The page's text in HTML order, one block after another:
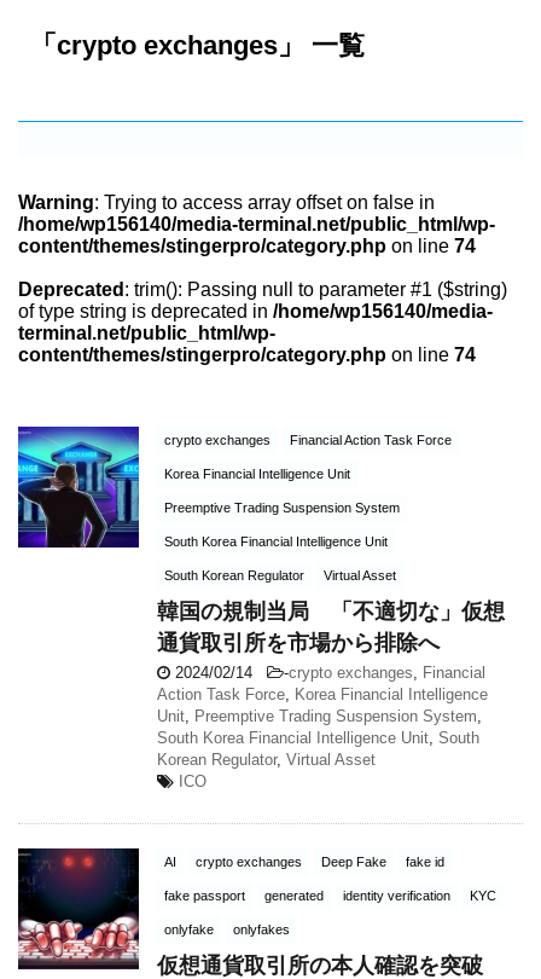
「crypto exchanges」 一覧
Warning: Trying to access array offset on false in
/home/wp156140/media-terminal.net/public_html/wp-
content/themes/stingerpro/category.php on line 74
Deprecated : trim(): Passing null to parameter #1 ($string)
of type string is deprecated in /home/wp156140/media-
terminal.net/public_html/wp-
content/themes/stingerpro/category.php on line 74
crypto exchanges Financial Action Task Force
Korea Financial Intelligence Unit
Preemptive Trading Suspension System
South Korea Financial Intelligence Unit
South Korean Regulator Virtual Asset
韓国の規制当局 「不適切な」仮想
通貨取引所を市場から排除へ
2024/02/14 -crypto exchanges
Financial
Action Task Force Korea Financial Intelligence
Unit Preemptive Trading Suspension System
South Korea Financial Intelligence Unit South
Korean Regulator, Virtual Asset
ICO
AI crypto exchanges Deep Fake fake id
fake passport generated identity verification KYC
onlyfake onlyfakes
仮想通貨取引所の本人確認を突破